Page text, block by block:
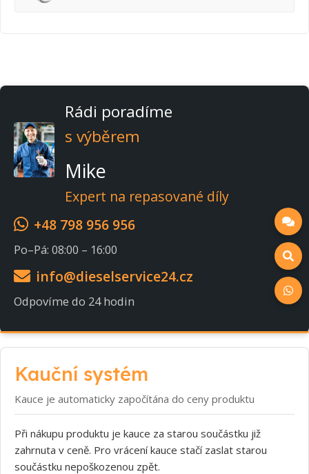
Rádi poradíme
s výběrem
Mike
Expert na repasované díly
+48 798 956 956
Po–Pá: 08:00 – 16:00
info@dieselservice24.cz
Odpovíme do 24 hodin
Kauční systém
Kauce je automaticky započítána do ceny produktu
Při nákupu produktu je kauce za starou součástku již
zahrnuta v ceně. Pro vrácení kauce stačí zaslat starou
součástku nepoškozenou zpět.